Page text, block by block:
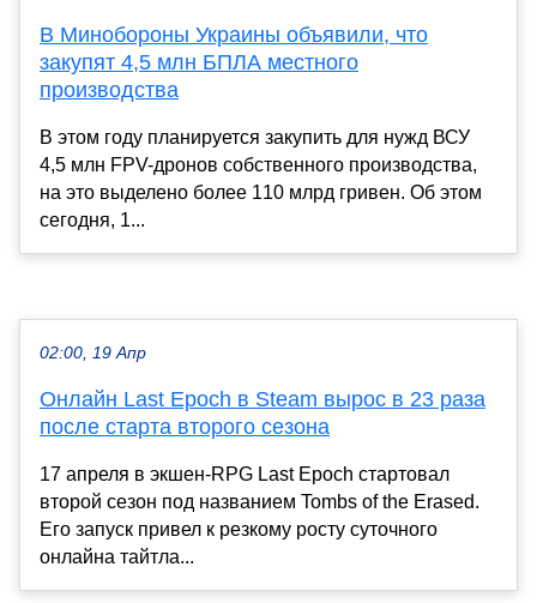
В Минобороны Украины объявили, что
закупят 4,5 млн БПЛА местного
производства
В этом году планируется закупить для нужд ВСУ
4,5 млн FPV-дронов собственного производства,
на это выделено более 110 млрд гривен. Об этом
сегодня, 1...
02:00, 19 Апр
Онлайн Last Epoch в Steam вырос в 23 раза
после старта второго сезона
17 апреля в экшен-RPG Last Epoch стартовал
второй сезон под названием Tombs of the Erased.
Его запуск привел к резкому росту суточного
онлайна тайтла...